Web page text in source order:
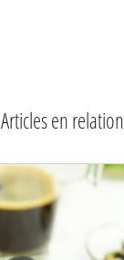
Articles en relation